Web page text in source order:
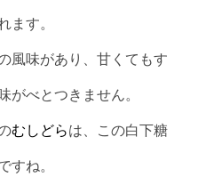
ます。
風味があり、甘くてもす
がべとつきません。
むしどらは、この白下糖
すね。